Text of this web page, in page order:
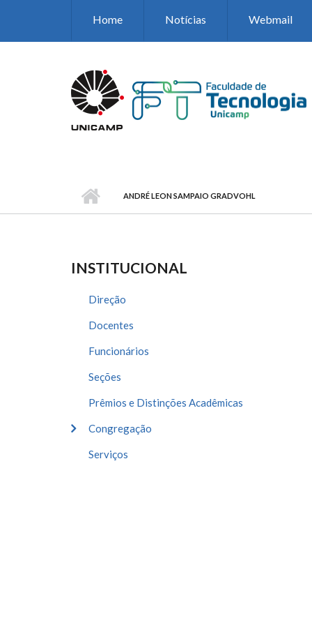
Home Notícias Webmail
ANDRÉ LEON SAMPAIO GRADVOHL
INSTITUCIONAL
Direção
Docentes
Funcionários
Seções
Prêmios e Distinções Acadêmicas
Congregação
Serviços